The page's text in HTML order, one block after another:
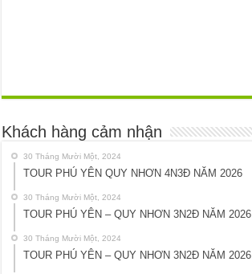
Khách hàng cảm nhận
30 Tháng Mười Một, 2024
TOUR PHÚ YÊN QUY NHƠN 4N3Đ NĂM 2026
30 Tháng Mười Một, 2024
TOUR PHÚ YÊN – QUY NHƠN 3N2Đ NĂM 2026
30 Tháng Mười Một, 2024
TOUR PHÚ YÊN – QUY NHƠN 3N2Đ NĂM 2026